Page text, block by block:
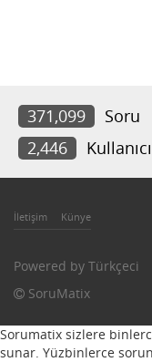
371,099 Soru
2,446
Kullanıcı
İletişim Künye
Powered by Türkçeci
SoruMatix
Sorumatix sizlere
sunar. Yüzbinlerce